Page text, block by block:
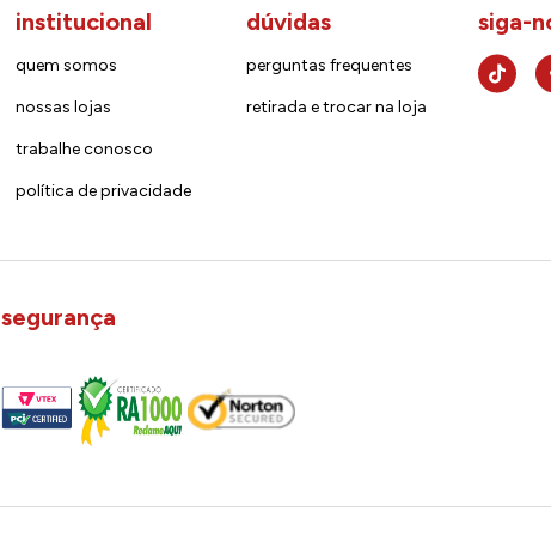
institucional
quem somos
nossas lojas
trabalhe conosco
política de privacidade
dúvidas
perguntas frequentes
retirada e trocar na loja
siga-
segurança